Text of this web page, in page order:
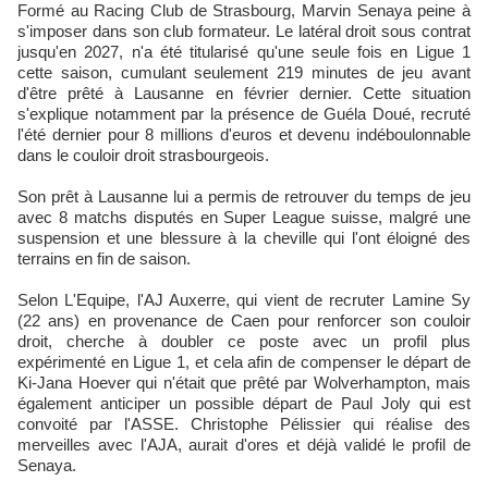
Formé au Racing Club de Strasbourg, Marvin Senaya peine à
s'imposer dans son club formateur. Le latéral droit sous contrat
jusqu'en 2027, n'a été titularisé qu'une seule fois en Ligue 1
cette saison, cumulant seulement 219 minutes de jeu avant
d'être prêté à Lausanne en février dernier. Cette situation
s'explique notamment par la présence de Guéla Doué, recruté
l'été dernier pour 8 millions d'euros et devenu indéboulonnable
dans le couloir droit strasbourgeois.
Son prêt à Lausanne lui a permis de retrouver du temps de jeu
avec 8 matchs disputés en Super League suisse, malgré une
suspension et une blessure à la cheville qui l'ont éloigné des
terrains en fin de saison.
Selon L'Equipe, l'AJ Auxerre, qui vient de recruter Lamine Sy
(22 ans) en provenance de Caen pour renforcer son couloir
droit, cherche à doubler ce poste avec un profil plus
expérimenté en Ligue 1, et cela afin de compenser le départ de
Ki-Jana Hoever qui n'était que prêté par Wolverhampton, mais
également anticiper un possible départ de Paul Joly qui est
convoité par l'ASSE. Christophe Pélissier qui réalise des
merveilles avec l'AJA, aurait d'ores et déjà validé le profil de
Senaya.